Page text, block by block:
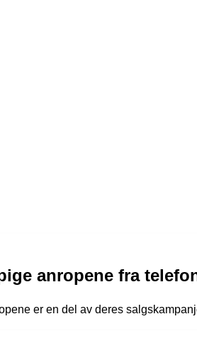
anropene fra
er en del av deres